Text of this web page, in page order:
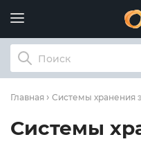
Главная Системы хранения
Системы